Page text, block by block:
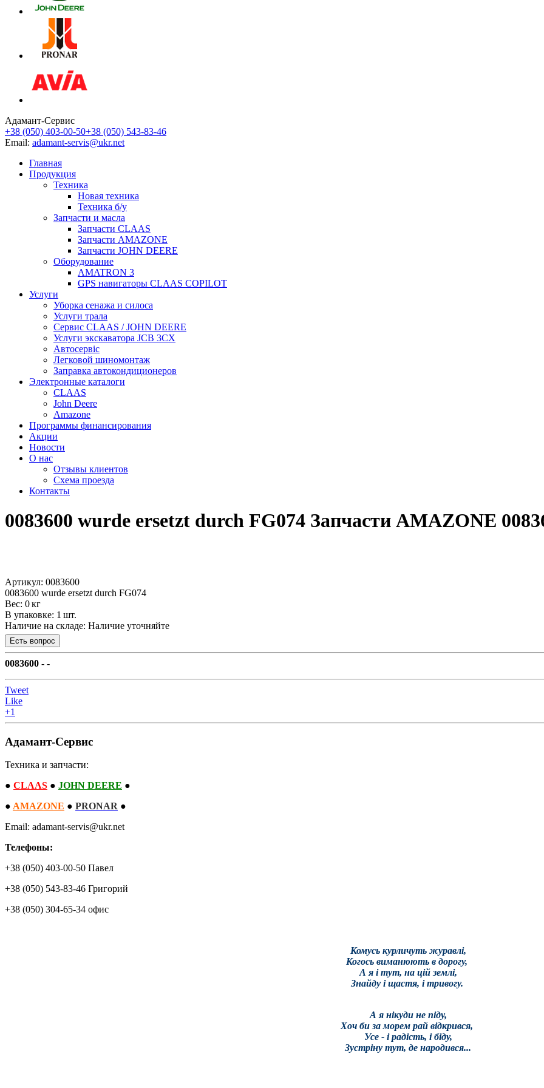
Адамант-Сервис
+38 (050) 403-00-50+38 (050) 543-83-46
Email: adamant-servis@ukr.net
Главная
Продукция
Техника
Новая техника
Техника б/у
Запчасти и масла
Запчасти CLAAS
Запчасти AMAZONE
Запчасти JOHN DEERE
Оборудование
AMATRON 3
GPS навигаторы CLAAS COPILOT
Услуги
Уборка сенажа и силоса
Услуги трала
Сервис CLAAS / JOHN DEERE
Услуги экскаватора JCB 3CX
Автосервіс
Легковой шиномонтаж
Заправка автокондиционеров
Электронные каталоги
CLAAS
John Deere
Amazone
Программы финансирования
Акции
Новости
О нас
Отзывы клиентов
Схема проезда
Контакты
0083600 wurde ersetzt durch FG074 Запчасти AMAZONE
Артикул: 0083600
0083600 wurde ersetzt durch FG074
Вес: 0 кг
В упаковке: 1 шт.
Наличие на складе: Наличие уточняйте
0083600 - -
Tweet
Like
+1
Адамант-Сервис
Техника и запчасти:
● CLAAS ● JOHN DEERE ●
● AMAZONE ● PRONAR ●
Email: adamant-servis@ukr.net
Телефоны:
+38 (050) 403-00-50 Павел
+38 (050) 543-83-46 Григорий
+38 (050) 304-65-34 офис
Комусь курличуть журавлі,
Когось виманюють в дорогу,
А я і тут, на цій землі,
Знайду і щастя, і тривогу.
А я нікуди не піду,
Хоч би за морем рай відкрився,
Усе - і радість, і біду,
Зустріну тут, де народився...